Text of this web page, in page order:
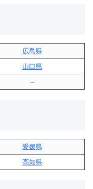
広島県
山口県
–
愛媛県
高知県